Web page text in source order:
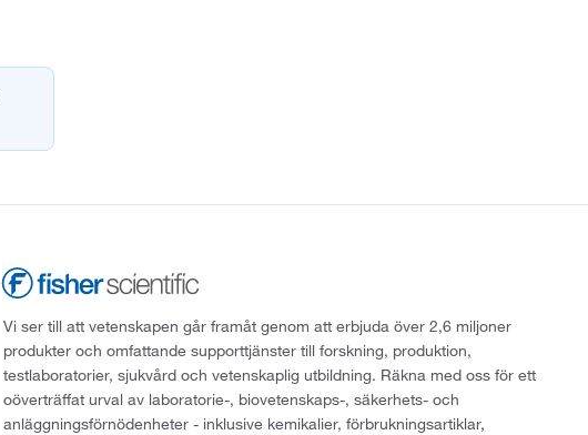
Vi ser till att vetenskapen går framåt genom att erbjuda över 2,6 miljoner
produkter och omfattande supporttjänster till forskning, produktion,
testlaboratorier, sjukvård och vetenskaplig utbildning. Räkna med oss för ett
oöverträffat urval av laboratorie-, biovetenskaps-, säkerhets- och
anläggningsförnödenheter - inklusive kemikalier, förbrukningsartiklar,